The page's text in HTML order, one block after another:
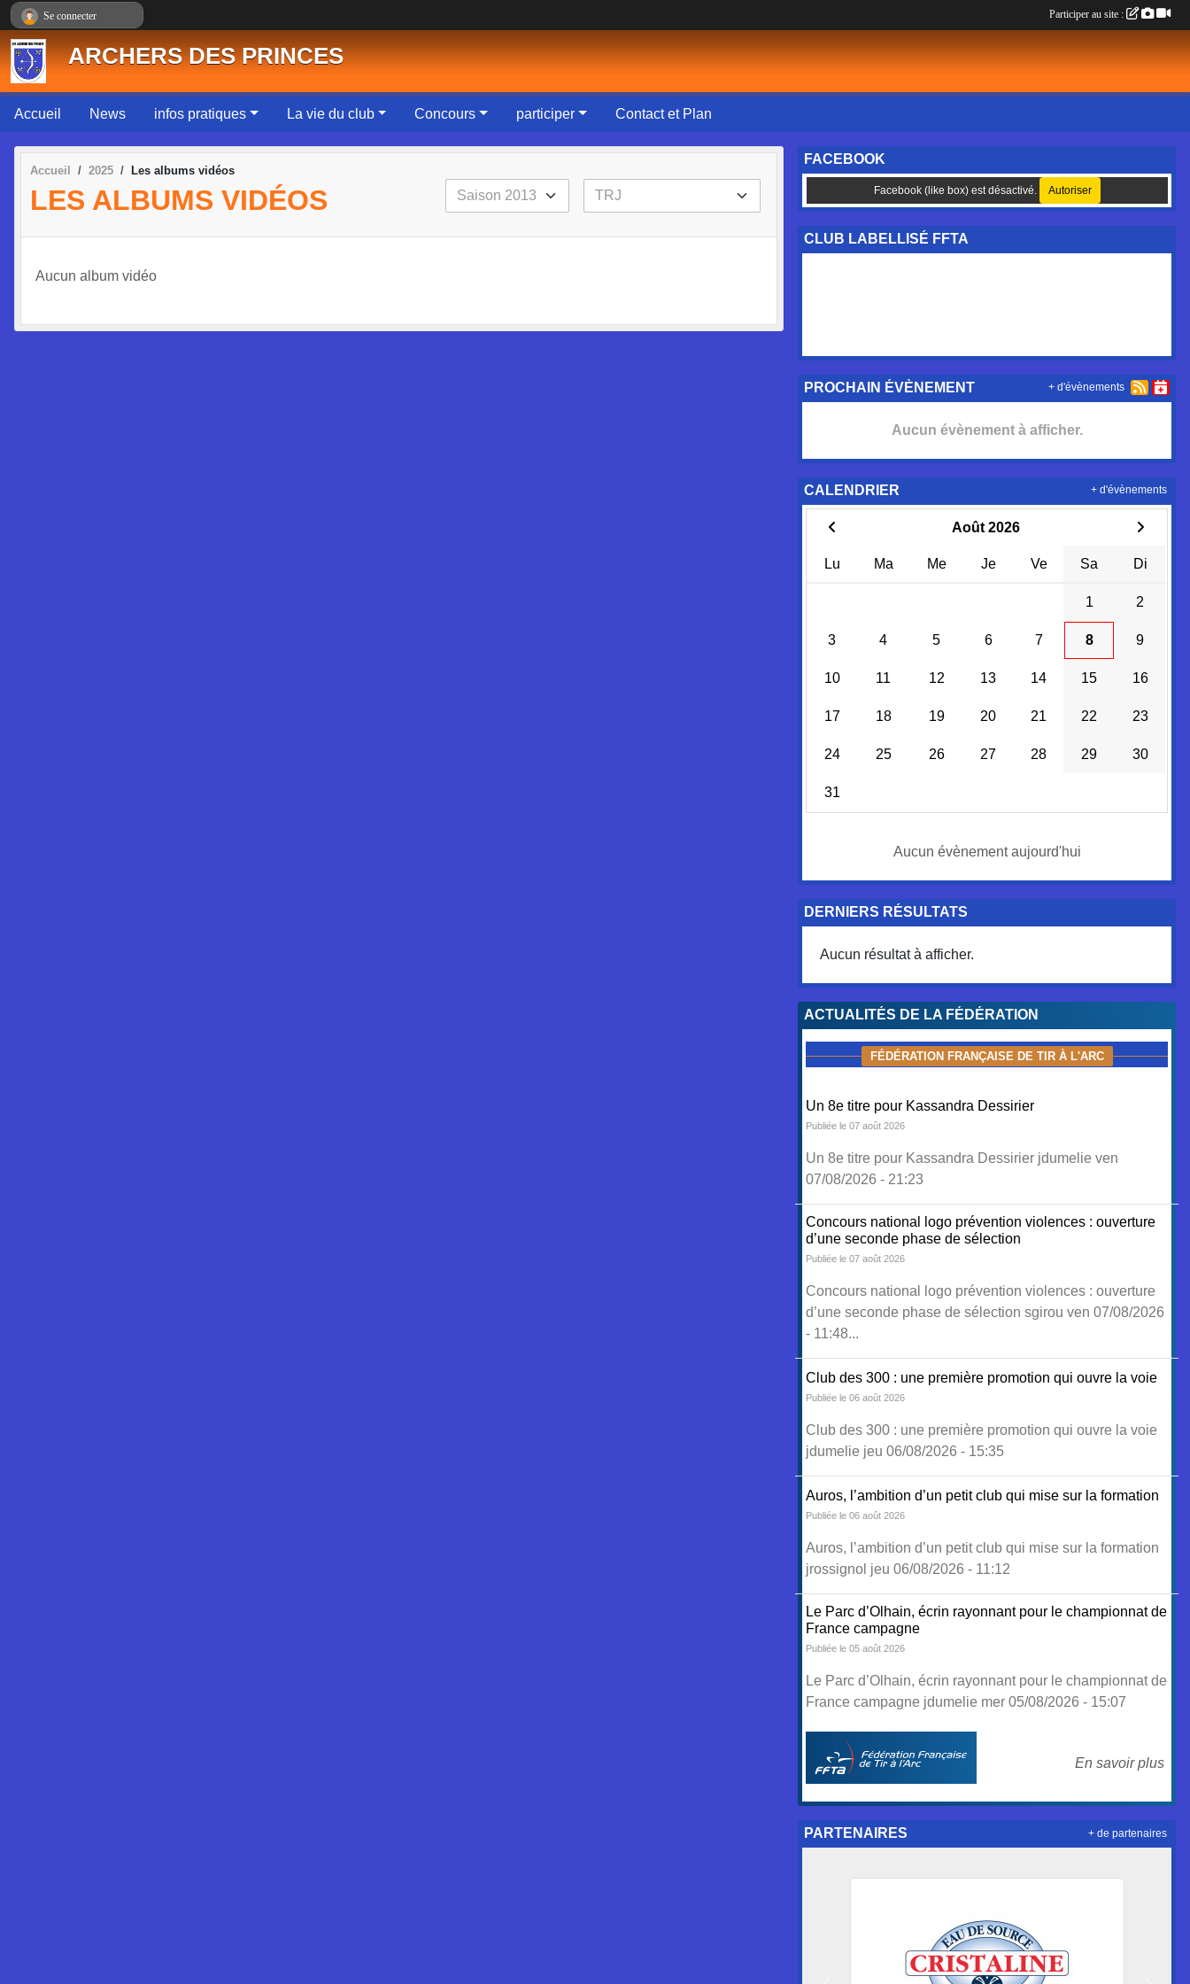
ARCHERS DES PRINCES
Accueil News infos pratiques La vie du club Concours participer Contact et Plan
Accueil 2025 Les albums vidéos
LES ALBUMS VIDÉOS
Aucun album vidéo
FACEBOOK
Facebook (like box) est désactivé. Autoriser
CLUB LABELLISÉ FFTA
PROCHAIN ÉVÈNEMENT
Aucun évènement à afficher.
+ d'évènements
CALENDRIER
Août 2026
Lu Ma Me Je Ve Sa Di
1 2
3 4 5 6 7 8 9
10 11 12 13 14 15 16
17 18 19 20 21 22 23
24 25 26 27 28 29 30
31
Aucun évènement aujourd'hui
+ d'évènements
DERNIERS RÉSULTATS
Aucun résultat à afficher.
ACTUALITÉS DE LA FÉDÉRATION
FÉDÉRATION FRANÇAISE DE TIR À L'ARC
Un 8e titre pour Kassandra Dessirier
Publiée le 07 août 2026
Un 8e titre pour Kassandra Dessirier jdumelie ven
07/08/2026 - 21:23
Concours national logo prévention violences : ouverture
d’une seconde phase de sélection
Publiée le 07 août 2026
Concours national logo prévention violences : ouverture
d’une seconde phase de sélection sgirou ven 07/08/2026
- 11:48...
Club des 300 : une première promotion qui ouvre la voie
Publiée le 06 août 2026
Club des 300 : une première promotion qui ouvre la voie
jdumelie jeu 06/08/2026 - 15:35
Auros, l’ambition d’un petit club qui mise sur la formation
Publiée le 06 août 2026
Auros, l’ambition d’un petit club qui mise sur la formation
jrossignol jeu 06/08/2026 - 11:12
Le Parc d’Olhain, écrin rayonnant pour le championnat de
France campagne
Publiée le 05 août 2026
Le Parc d’Olhain, écrin rayonnant pour le championnat de
France campagne jdumelie mer 05/08/2026 - 15:07
En savoir plus
PARTENAIRES + de partenaires
Se connecter Participer au site :
Panneau de gestion des cookies